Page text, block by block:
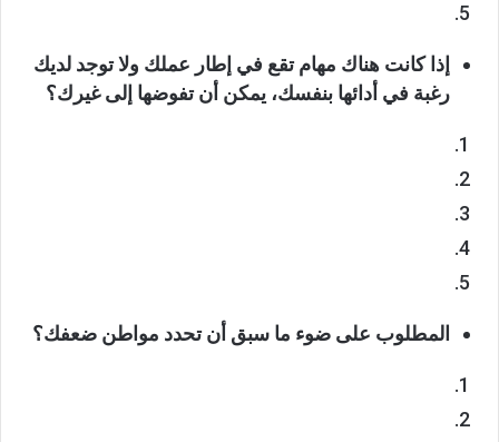
إذا كانت هناك مهام تقع في إطار عملك ولا توجد لديك
رغبة في أدائها بنفسك، يمكن أن تفوضها إلى غيرك؟
المطلوب على ضوء ما سبق أن تحدد مواطن ضعفك؟